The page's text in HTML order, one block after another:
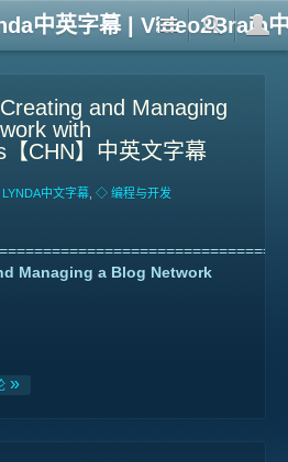
中英字幕 | Video2Brain
Creating and Managing
with
CHN】中英文字幕
LYNDA中文字幕 ◇ 编程与开发
Managing a Blog Network